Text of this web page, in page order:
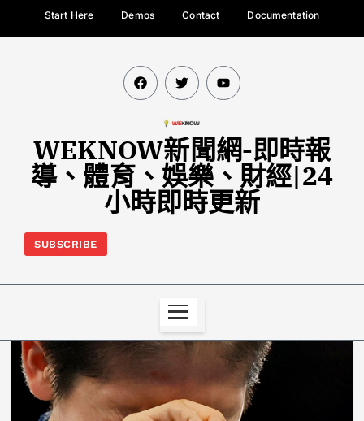
Start Here Demos Contact Documentation
WEKNOW新聞網-即時報
導、體育、娛樂、財經|24
小時即時更新
SUBSCRIBE